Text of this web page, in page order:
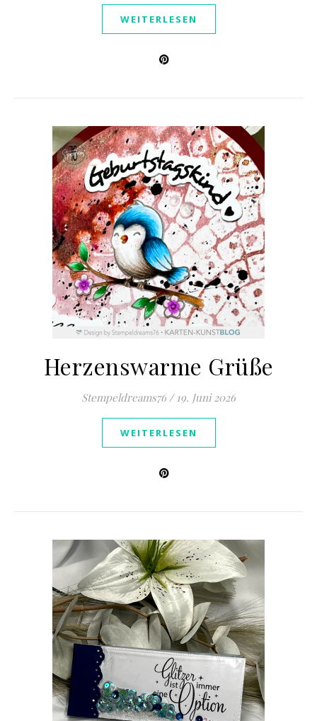
WEITERLESEN
Herzenswarme Grüße
Stempeldreams76 / 19. Juni 2026
WEITERLESEN